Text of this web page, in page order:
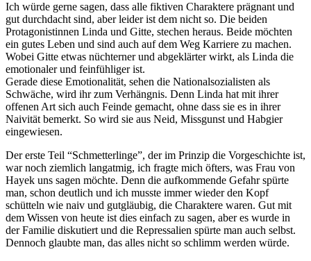
Ich würde gerne sagen, dass alle fiktiven Charaktere prägnant und
gut durchdacht sind, aber leider ist dem nicht so. Die beiden
Protagonistinnen Linda und Gitte, stechen heraus. Beide möchten
ein gutes Leben und sind auch auf dem Weg Karriere zu machen.
Wobei Gitte etwas nüchterner und abgeklärter wirkt, als Linda die
emotionaler und feinfühliger ist.
Gerade diese Emotionalität, sehen die Nationalsozialisten als
Schwäche, wird ihr zum Verhängnis. Denn Linda hat mit ihrer
offenen Art sich auch Feinde gemacht, ohne dass sie es in ihrer
Naivität bemerkt. So wird sie aus Neid, Missgunst und Habgier
eingewiesen.
Der erste Teil “Schmetterlinge”, der im Prinzip die Vorgeschichte ist,
war noch ziemlich langatmig, ich fragte mich öfters, was Frau von
Hayek uns sagen möchte. Denn die aufkommende Gefahr spürte
man, schon deutlich und ich musste immer wieder den Kopf
schütteln wie naiv und gutgläubig, die Charaktere waren. Gut mit
dem Wissen von heute ist dies einfach zu sagen, aber es wurde in
der Familie diskutiert und die Repressalien spürte man auch selbst.
Dennoch glaubte man, das alles nicht so schlimm werden würde.